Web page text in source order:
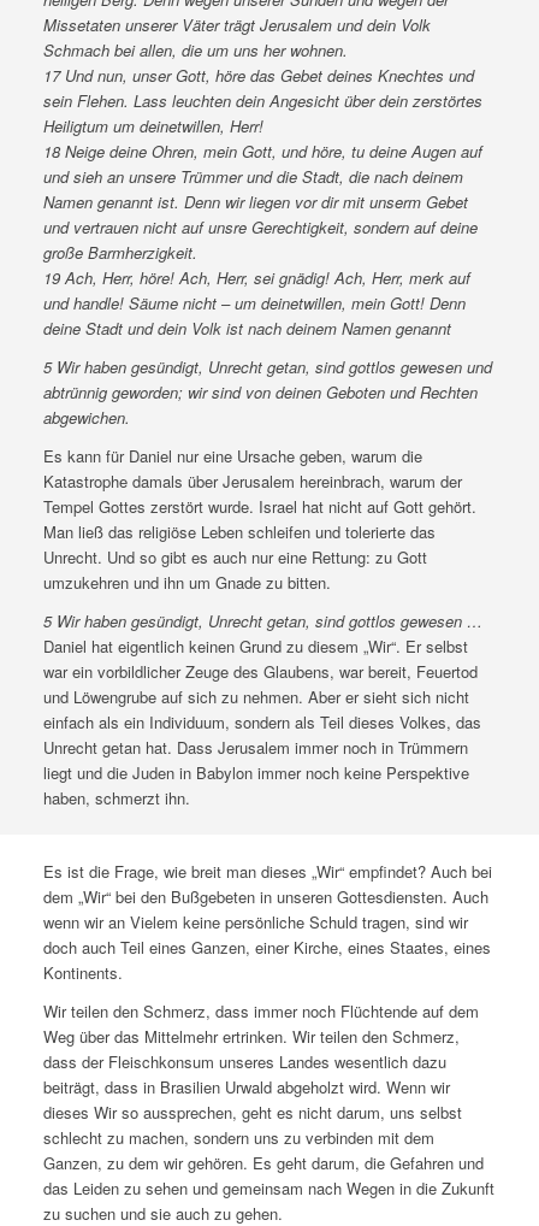
Missetaten unserer Väter trägt Jerusalem und dein Volk
Schmach bei allen, die um uns her wohnen.
17 Und nun, unser Gott, höre das Gebet deines Knechtes und
sein Flehen. Lass leuchten dein Angesicht über dein zerstörtes
Heiligtum um deinetwillen, Herr!
18 Neige deine Ohren, mein Gott, und höre, tu deine Augen auf
und sieh an unsere Trümmer und die Stadt, die nach deinem
Namen genannt ist. Denn wir liegen vor dir mit unserm Gebet
und vertrauen nicht auf unsre Gerechtigkeit, sondern auf deine
große Barmherzigkeit.
19 Ach, Herr, höre! Ach, Herr, sei gnädig! Ach, Herr, merk auf
und handle! Säume nicht – um deinetwillen, mein Gott! Denn
deine Stadt und dein Volk ist nach deinem Namen genannt
5 Wir haben gesündigt, Unrecht getan, sind gottlos gewesen und
abtrünnig geworden; wir sind von deinen Geboten und Rechten
abgewichen.
Es kann für Daniel nur eine Ursache geben, warum die
Katastrophe damals über Jerusalem hereinbrach, warum der
Tempel Gottes zerstört wurde. Israel hat nicht auf Gott gehört.
Man ließ das religiöse Leben schleifen und tolerierte das
Unrecht. Und so gibt es auch nur eine Rettung: zu Gott
umzukehren und ihn um Gnade zu bitten.
5 Wir haben gesündigt, Unrecht getan, sind gottlos gewesen …
Daniel hat eigentlich keinen Grund zu diesem „Wir“. Er selbst
war ein vorbildlicher Zeuge des Glaubens, war bereit, Feuertod
und Löwengrube auf sich zu nehmen. Aber er sieht sich nicht
einfach als ein Individuum, sondern als Teil dieses Volkes, das
Unrecht getan hat. Dass Jerusalem immer noch in Trümmern
liegt und die Juden in Babylon immer noch keine Perspektive
haben, schmerzt ihn.
Es ist die Frage, wie breit man dieses „Wir“ empfindet? Auch bei
dem „Wir“ bei den Bußgebeten in unseren Gottesdiensten. Auch
wenn wir an Vielem keine persönliche Schuld tragen, sind wir
doch auch Teil eines Ganzen, einer Kirche, eines Staates, eines
Kontinents.
Wir teilen den Schmerz, dass immer noch Flüchtende auf dem
Weg über das Mittelmehr ertrinken. Wir teilen den Schmerz,
dass der Fleischkonsum unseres Landes wesentlich dazu
beiträgt, dass in Brasilien Urwald abgeholzt wird. Wenn wir
dieses Wir so aussprechen, geht es nicht darum, uns selbst
schlecht zu machen, sondern uns zu verbinden mit dem
Ganzen, zu dem wir gehören. Es geht darum, die Gefahren und
das Leiden zu sehen und gemeinsam nach Wegen in die Zukunft
zu suchen und sie auch zu gehen.